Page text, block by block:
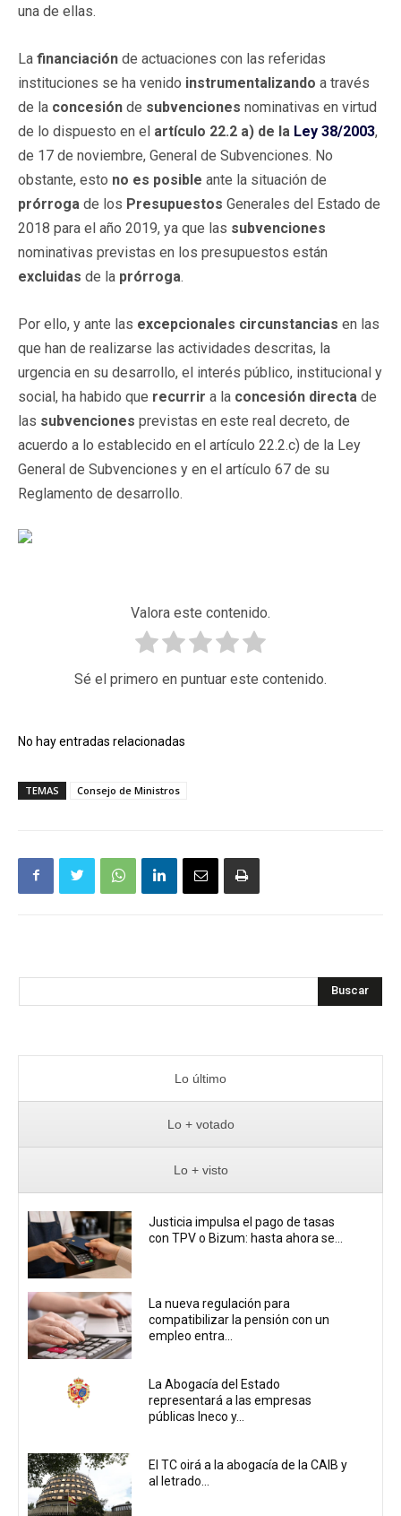
una de ellas.
La financiación de actuaciones con las referidas
instituciones se ha venido instrumentalizando a través
de la concesión de subvenciones nominativas en virtud
de lo dispuesto en el artículo 22.2 a) de la Ley 38/2003,
de 17 de noviembre, General de Subvenciones. No
obstante, esto no es posible ante la situación de
prórroga de los Presupuestos Generales del Estado de
2018 para el año 2019, ya que las subvenciones
nominativas previstas en los presupuestos están
excluidas de la prórroga.
Por ello, y ante las excepcionales circunstancias en las
que han de realizarse las actividades descritas, la
urgencia en su desarrollo, el interés público, institucional y
social, ha habido que recurrir a la concesión directa de
las subvenciones previstas en este real decreto, de
acuerdo a lo establecido en el artículo 22.2.c) de la Ley
General de Subvenciones y en el artículo 67 de su
Reglamento de desarrollo.
Valora este contenido.
Sé el primero en puntuar este contenido.
No hay entradas relacionadas
TEMAS Consejo de Ministros
Buscar
Lo último
Lo + votado
Lo + visto
Justicia impulsa el pago de tasas
con TPV o Bizum: hasta ahora se...
La nueva regulación para
compatibilizar la pensión con un
empleo entra...
La Abogacía del Estado
representará a las empresas
públicas Ineco y...
El TC oirá a la abogacía de la CAIB y
al letrado...